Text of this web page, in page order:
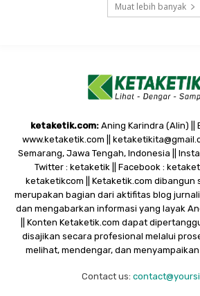
Muat lebih banyak
ketaketik.com: Aning Karindra (Alin) ||
www.ketaketik.com ||
Semarang, Jawa Tengah, Indonesia ||
Twitter : ketaketik || Facebook :
ketaketikcom || Ketaketik.com dibangun
merupakan bagian dari aktifitas blog
dan mengabarkan informasi yang layak
|| Konten Ketaketik.com dapat
disajikan secara profesional melalui
melihat, mendengar, dan
Contact us: